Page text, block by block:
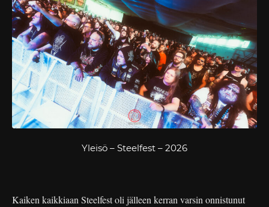
Yleisö – Steelfest – 2026
Kaiken kaikkiaan Steelfest oli jälleen kerran varsin onnistunut